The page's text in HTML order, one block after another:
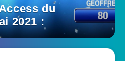
du
2021 :